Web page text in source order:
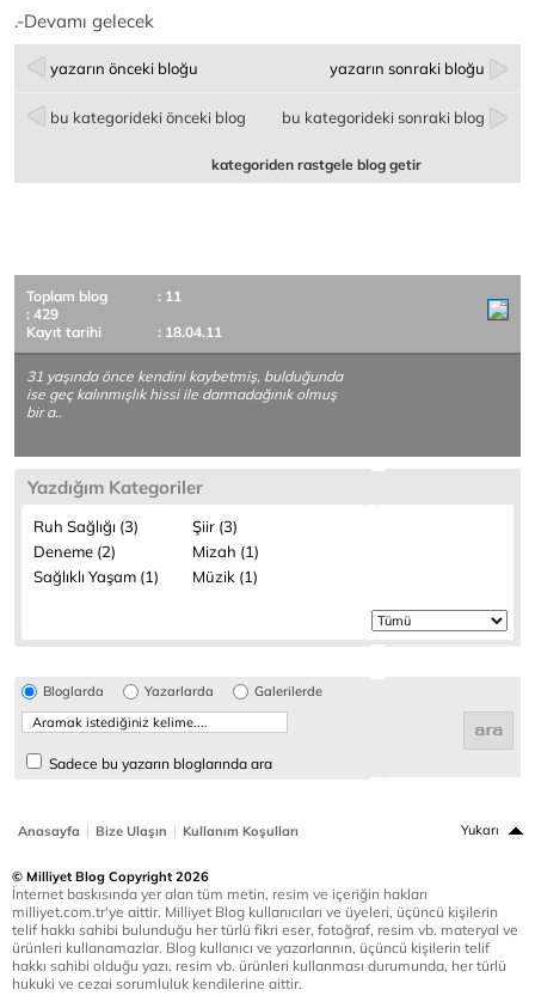
.-Devamı gelecek
yazarın önceki bloğu yazarın sonraki bloğu
bu kategorideki önceki blog bu kategorideki sonraki blog
kategoriden rastgele blog getir
Toplam blog
: 11
: 429
Kayıt tarihi
: 18.04.11
31 yaşında önce kendini kaybetmiş, bulduğunda
ise geç kalınmışlık hissi ile darmadağınık olmuş
bir a..
Yazdığım Kategoriler
Ruh Sağlığı (3)
Şiir (3)
Deneme (2)
Mizah (1)
Sağlıklı Yaşam (1)
Müzik (1)
Bloglarda Yazarlarda Galerilerde
Sadece bu yazarın bloglarında ara
Anasayfa | Bize Ulaşın | Kullanım Koşulları Yukarı
© Milliyet Blog Copyright 2026
İnternet baskısında yer alan tüm metin, resim ve içeriğin hakları
milliyet.com.tr'ye aittir. Milliyet Blog kullanıcıları ve üyeleri, üçüncü kişilerin
telif hakkı sahibi bulunduğu her türlü fikri eser, fotoğraf, resim vb. materyal ve
ürünleri kullanamazlar. Blog kullanıcı ve yazarlarının, üçüncü kişilerin telif
hakkı sahibi olduğu yazı, resim vb. ürünleri kullanması durumunda, her türlü
hukuki ve cezai sorumluluk kendilerine aittir.